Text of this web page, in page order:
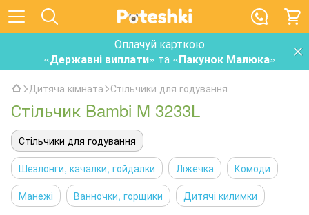
Оплачуй карткою
«Державні виплати» та «Пакунок Малюка»
Дитяча кімната Стільчики для годування
Стільчик Bambi M 3233L
Стільчики для годування
Шезлонги, качалки, гойдалки
Ліжечка
Комоди
Манежі
Ванночки, горщики Дитячі килимки